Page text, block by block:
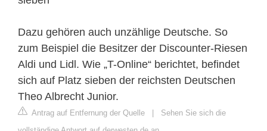
Dazu gehören auch unzählige Deutsche. So
zum Beispiel die Besitzer der Discounter-Riesen
Aldi und Lidl. Wie „T-Online“ berichtet, befindet
sich auf Platz sieben der reichsten Deutschen
Theo Albrecht Junior.
Antrag auf Entfernung der Quelle | Sehen Sie sich die